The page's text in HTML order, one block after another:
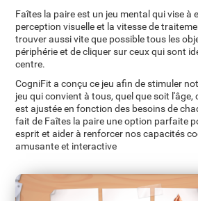
Faîtes la paire est un jeu mental qui vise à
perception visuelle et la vitesse de
trouver aussi vite que possible tous les
périphérie et de cliquer sur ceux qui sont
centre.
CogniFit a conçu ce jeu afin de stimuler
jeu qui convient à tous, quel que soit l'âge,
est ajustée en fonction des besoins de
fait de Faîtes la paire une option parfaite
esprit et aider à renforcer nos capacités
amusante et interactive